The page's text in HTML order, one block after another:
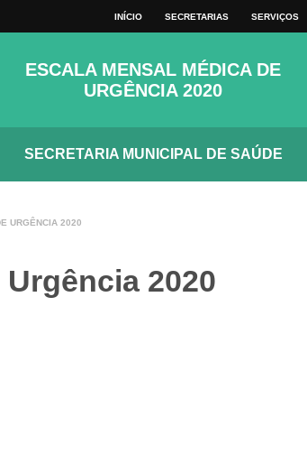
INÍCIO SECRETARIAS SERVIÇOS
ESCALA MENSAL MÉDICA DE
URGÊNCIA 2020
SECRETARIA MUNICIPAL DE SAÚDE
URGÊNCIA 2020
2020